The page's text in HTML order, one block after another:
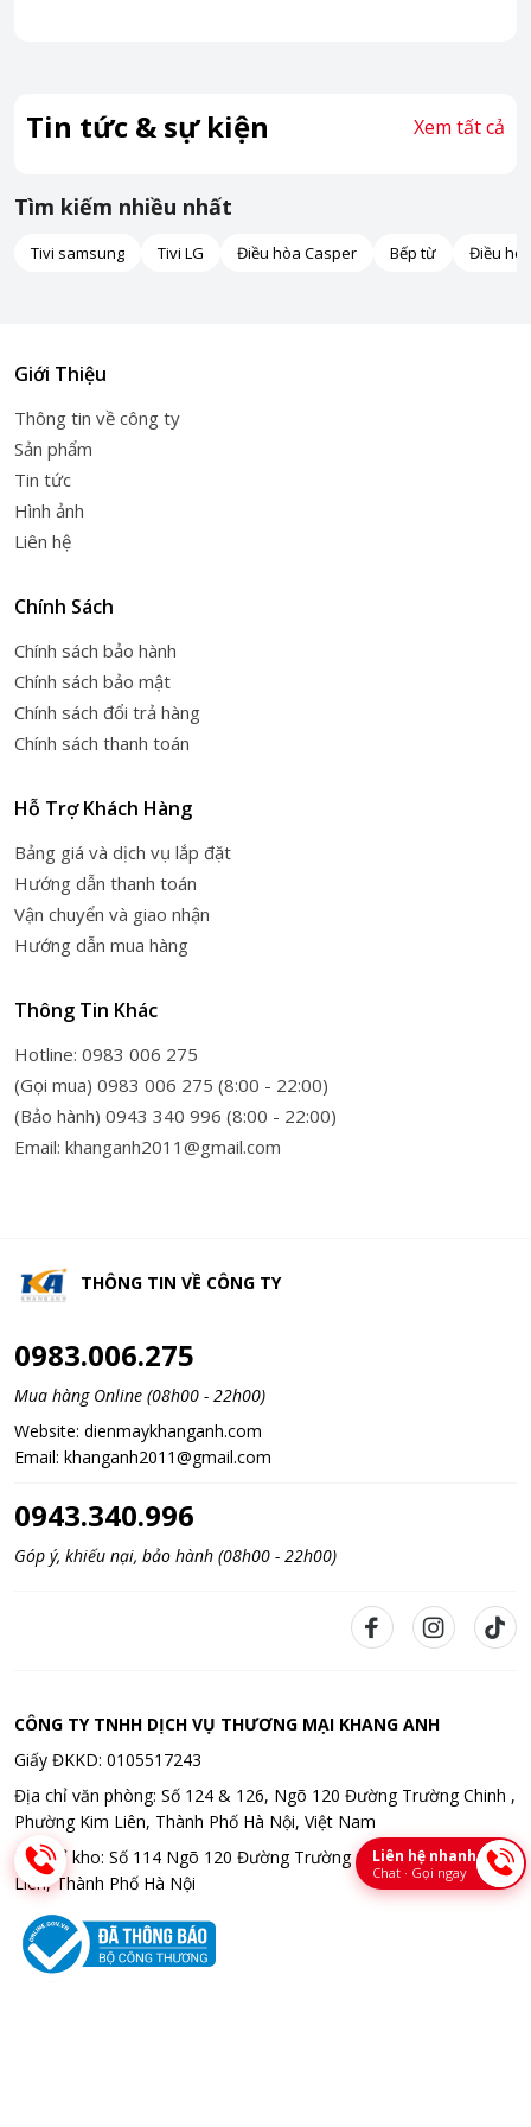
Tin tức & sự kiện Xem tất cả
Tìm kiếm nhiều nhất
Tivi samsung Tivi LG Điều hòa Casper Bếp từ Điều
Giới Thiệu
Thông tin về công ty
Sản phẩm
Tin tức
Hình ảnh
Liên hệ
Chính Sách
Chính sách bảo hành
Chính sách bảo mật
Chính sách đổi trả hàng
Chính sách thanh toán
Hỗ Trợ Khách Hàng
Bảng giá và dịch vụ lắp đặt
Hướng dẫn thanh toán
Vận chuyển và giao nhận
Hướng dẫn mua hàng
Thông Tin Khác
Hotline: 0983 006 275
(Gọi mua) 0983 006 275 (8:00 - 22:00)
(Bảo hành) 0943 340 996 (8:00 - 22:00)
Email: khanganh2011@gmail.com
THÔNG TIN VỀ CÔNG TY
0983.006.275
Mua hàng Online (08h00 - 22h00)
Website: dienmaykhanganh.com
Email: khanganh2011@gmail.com
0943.340.996
Góp ý, khiếu nại, bảo hành (08h00 - 22h00)
CÔNG TY TNHH DỊCH VỤ THƯƠNG MẠI KHANG ANH
Giấy ĐKKD: 0105517243
Địa chỉ văn phòng: Số 124 & 126, Ngõ 120 Đường Trường Chinh ,
Phường Kim Liên, Thành Phố Hà Nội, Việt Nam
Địa chỉ kho: Số 114 Ngõ 120 Đường Trường Chinh , Phường Kim
Liên, Thành Phố Hà Nội
Liên hệ nhanh
Chat · Gọi ngay